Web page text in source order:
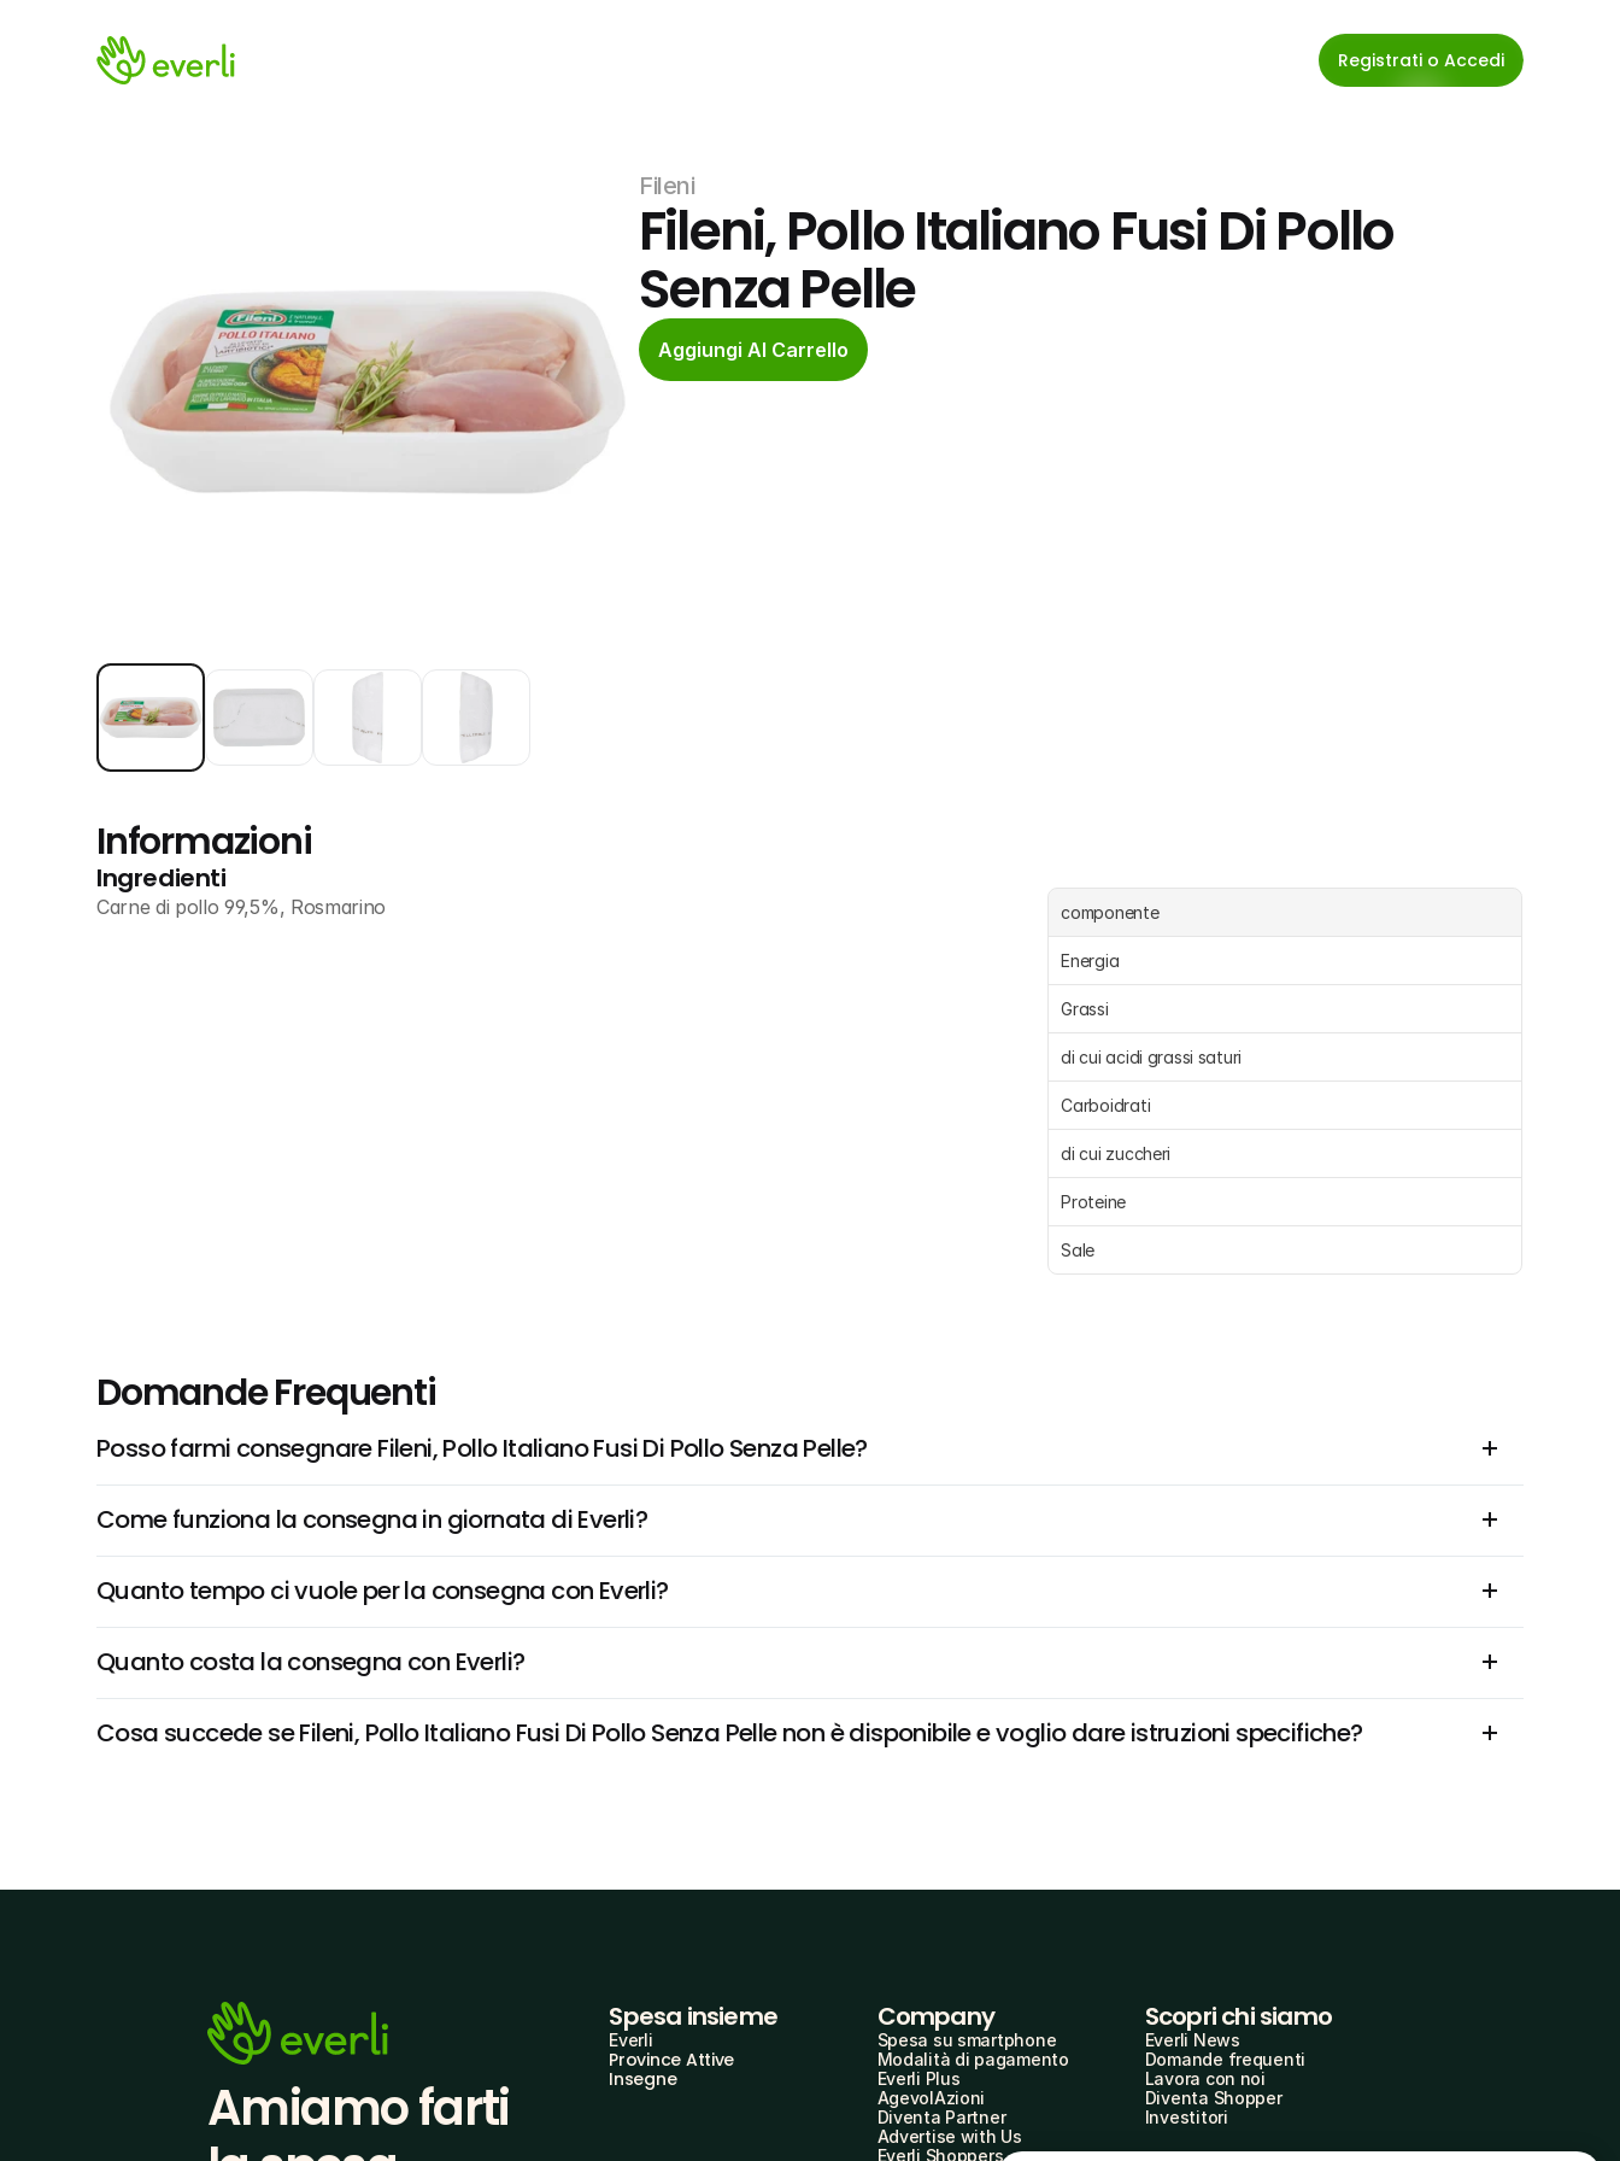
Registrati o Accedi
Fileni
Fileni, Pollo Italiano Fusi Di Pollo
Senza Pelle
Aggiungi Al Carrello
Informazioni
Ingredienti
Carne di pollo 99,5%, Rosmarino componente
Energia
Grassi
di cui acidi grassi saturi
Carboidrati
di cui zuccheri
Proteine
Sale
Domande Frequenti
Posso farmi consegnare Fileni, Pollo Italiano Fusi Di Pollo Senza Pelle?
Come funziona la consegna in giornata di Everli?
Quanto tempo ci vuole per la consegna con Everli?
Quanto costa la consegna con Everli?
Cosa succede se Fileni, Pollo Italiano Fusi Di Pollo Senza Pelle non è disponibile e voglio dare istruzioni specifiche?
Amiamo farti
Spesa insieme
Everli
Province Attive
Insegne
Company
Spesa su smartphone
Modalità di pagamento
Everli Plus
AgevolAzioni
Diventa Partner
Advertise with Us
Everli Shoppers
Scopri chi siamo
Everli News
Domande frequenti
Lavora con noi
Diventa Shopper
Investitori